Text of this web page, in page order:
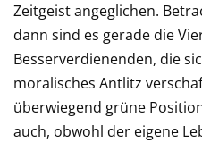
Zeitgeist angeglichen.
dann sind es gerade die
Besserverdienenden, die
moralisches Antlitz
überwiegend grüne
auch, obwohl der eigene